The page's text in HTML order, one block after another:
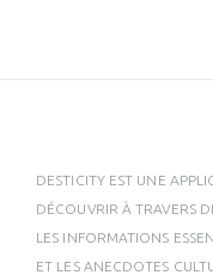
DESTICITY EST UNE
DÉCOUVRIR À TRAVERS
LES INFORMATIONS
ET LES ANECDOTES